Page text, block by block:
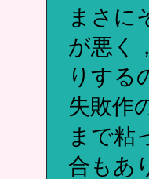
まさに
が悪く
りする
失敗作
まで粘
合もあ